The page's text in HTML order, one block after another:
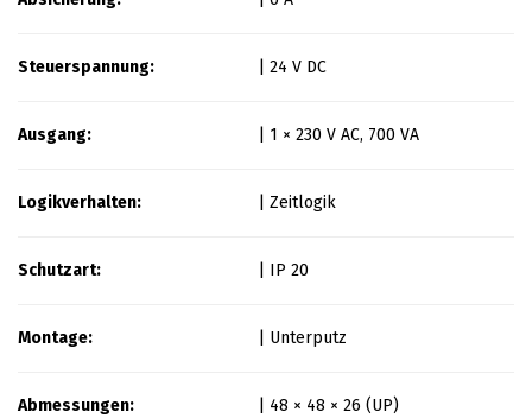
Steuerspannung: | 24 V DC
Ausgang: | 1 × 230 V AC, 700 VA
Logikverhalten: | Zeitlogik
Schutzart: | IP 20
Montage: | Unterputz
Abmessungen: | 48 × 48 × 26 (UP)